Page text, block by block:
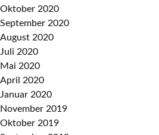
Oktober 2020
September 2020
August 2020
Juli 2020
Mai 2020
April 2020
Januar 2020
November 2019
Oktober 2019